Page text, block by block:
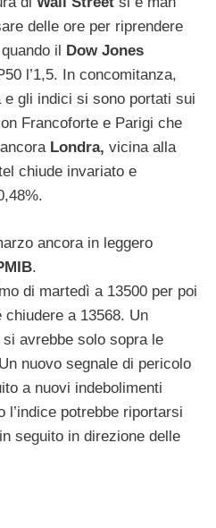
delle ore per riprendere
il
Dow Jones
l’1,5. In concomitanza,
e gli indici si sono portati sui
Francoforte e Parigi che
Londra, vicina alla
chiude invariato e
ancora in leggero
.
di martedì a 13500 per poi
a 13568. Un
avrebbe solo sopra le
nuovo segnale di pericolo
a nuovi indebolimenti
potrebbe riportarsi
seguito in direzione delle